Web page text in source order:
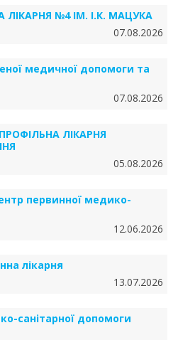
ЛІКАРНЯ №4 ІМ. І.К. МАЦУКА
07.08.2026
медичної допомоги та
07.08.2026
ЛІКАРНЯ
05.08.2026
первинної медико-
12.06.2026
лікарня
13.07.2026
санітарної допомоги